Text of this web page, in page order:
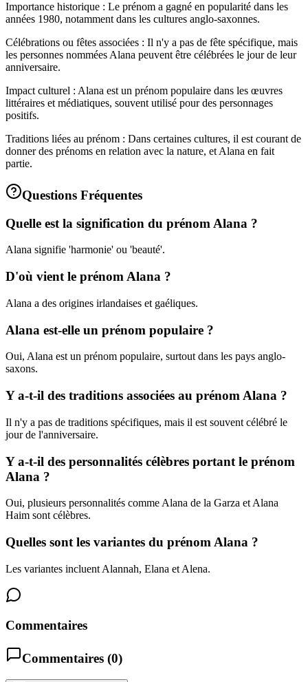
Importance historique : Le prénom a gagné en popularité dans les
années 1980, notamment dans les cultures anglo-saxonnes.
Célébrations ou fêtes associées : Il n'y a pas de fête spécifique, mais
les personnes nommées Alana peuvent être célébrées le jour de leur
anniversaire.
Impact culturel : Alana est un prénom populaire dans les œuvres
littéraires et médiatiques, souvent utilisé pour des personnages
positifs.
Traditions liées au prénom : Dans certaines cultures, il est courant de
donner des prénoms en relation avec la nature, et Alana en fait
partie.
Questions Fréquentes
Quelle est la signification du prénom Alana ?
Alana signifie 'harmonie' ou 'beauté'.
D'où vient le prénom Alana ?
Alana a des origines irlandaises et gaéliques.
Alana est-elle un prénom populaire ?
Oui, Alana est un prénom populaire, surtout dans les pays anglo-
saxons.
Y a-t-il des traditions associées au prénom Alana ?
Il n'y a pas de traditions spécifiques, mais il est souvent célébré le
jour de l'anniversaire.
Y a-t-il des personnalités célèbres portant le prénom
Alana ?
Oui, plusieurs personnalités comme Alana de la Garza et Alana
Haim sont célèbres.
Quelles sont les variantes du prénom Alana ?
Les variantes incluent Alannah, Elana et Alena.
Commentaires
Commentaires (0)